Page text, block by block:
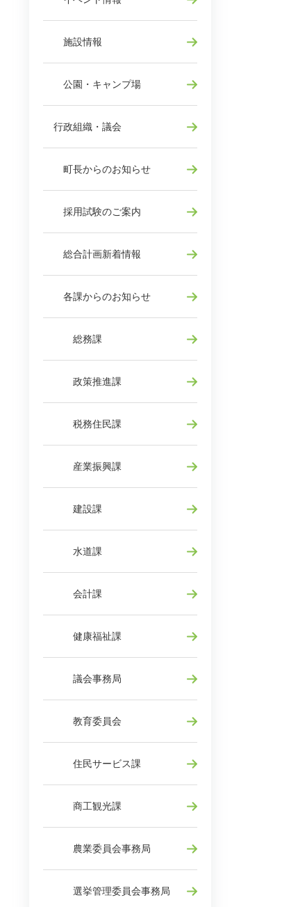
施設情報
公園・キャンプ場
行政組織・議会
町長からのお知らせ
採用試験のご案内
総合計画新着情報
各課からのお知らせ
総務課
政策推進課
税務住民課
産業振興課
建設課
水道課
会計課
健康福祉課
議会事務局
教育委員会
住民サービス課
商工観光課
農業委員会事務局
選挙管理委員会事務局